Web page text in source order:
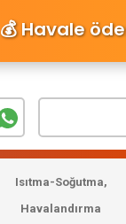
💰 Havale
Isıtma-Soğutma,
Havalandırma